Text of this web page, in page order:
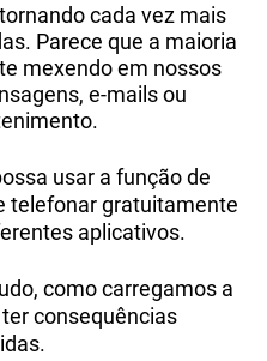
cada vez mais
Parece que a maioria
mexendo em nossos
e-mails ou
usar a função de
telefonar gratuitamente
aplicativos.
como carregamos a
consequências